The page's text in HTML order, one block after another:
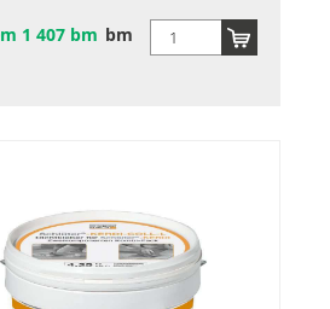
1 407 bm bm